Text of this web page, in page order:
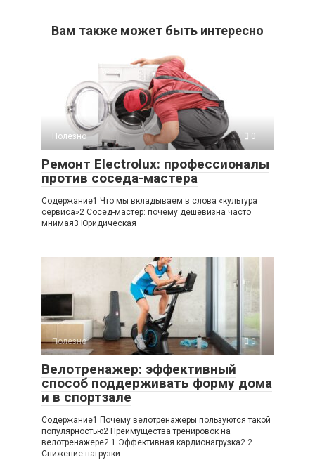
Вам также может быть интересно
Полезно 0
Ремонт Electrolux: профессионалы
против соседа-мастера
Содержание1 Что мы вкладываем в слова «культура
сервиса»2 Сосед-мастер: почему дешевизна часто
мнимая3 Юридическая
Полезно 0
Велотренажер: эффективный
способ поддерживать форму дома
и в спортзале
Содержание1 Почему велотренажеры пользуются такой
популярностью2 Преимущества тренировок на
велотренажере2.1 Эффективная кардионагрузка2.2
Снижение нагрузки